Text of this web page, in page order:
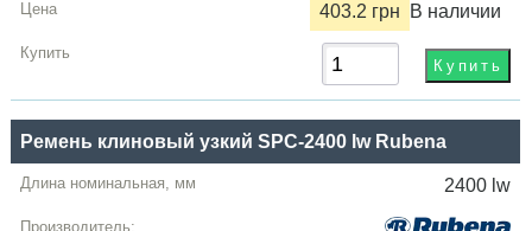
403.2 грн В наличии
Ремень клиновый узкий SPC-2400 lw Rubena
2400 lw